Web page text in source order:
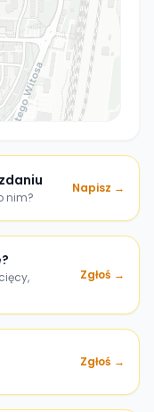
nim?
Napisz →
Zgłoś →
Zgłoś →